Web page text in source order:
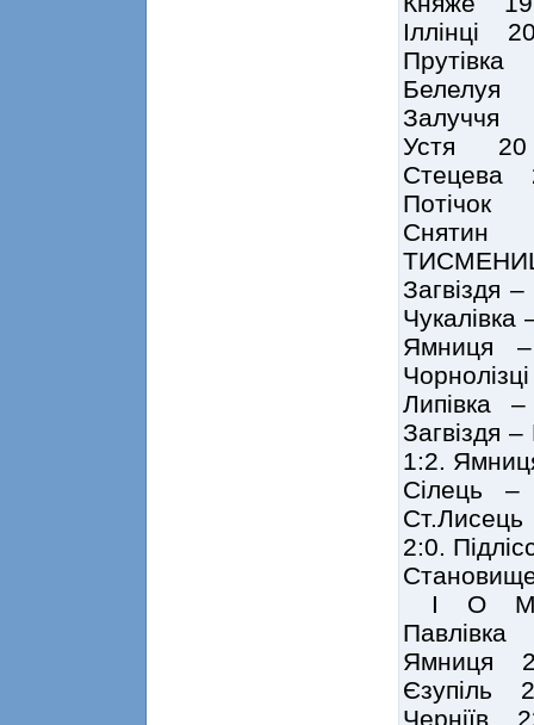
Іллінці
Устя
Снятин
Загвіздя
Ямниця
Липівка
Загвіздя
1:2.
Сілець –
2:0.
І О
Ямниця
Єзупіль
Черніїв